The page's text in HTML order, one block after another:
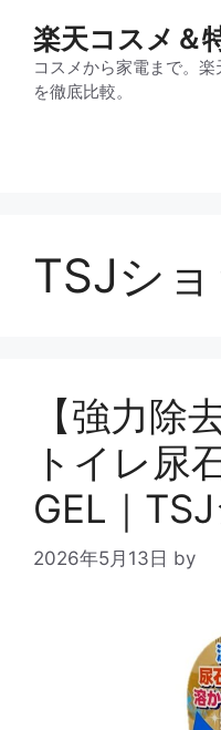
楽天コスメ＆
コスメから家電まで。
を徹底比較。
TSJシ
【強力除
トイレ尿
GEL｜
2026年5月13日 by